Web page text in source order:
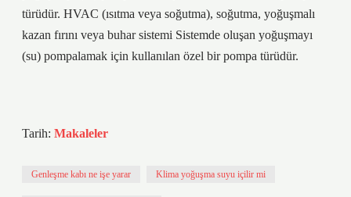
türüdür. HVAC (ısıtma veya soğutma), soğutma, yoğuşmalı
kazan fırını veya buhar sistemi Sistemde oluşan yoğuşmayı
(su) pompalamak için kullanılan özel bir pompa türüdür.
Tarih: Makaleler
Genleşme kabı ne işe yarar Klima yoğuşma suyu içilir mi